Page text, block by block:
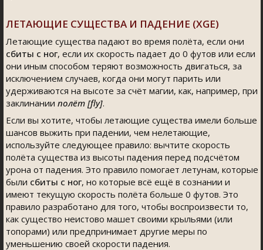
ЛЕТАЮЩИЕ СУЩЕСТВА И ПАДЕНИЕ (XGE)
Летающие существа падают во время полёта, если они
сбиты с ног, если их скорость падает до 0 футов или если
они иным способом теряют возможность двигаться, за
исключением случаев, когда они могут парить или
удерживаются на высоте за счёт магии, как, например, при
заклинании полёт [fly].
Если вы хотите, чтобы летающие существа имели больше
шансов выжить при падении, чем нелетающие,
используйте следующее правило: вычтите скорость
полёта существа из высоты падения перед подсчётом
урона от падения. Это правило помогает летунам, которые
были сбиты с ног, но которые всё ещё в сознании и
имеют текущую скорость полёта больше 0 футов. Это
правило разработано для того, чтобы воспроизвести то,
как существо неистово машет своими крыльями (или
топорами) или предпринимает другие меры по
уменьшению своей скорости падения.